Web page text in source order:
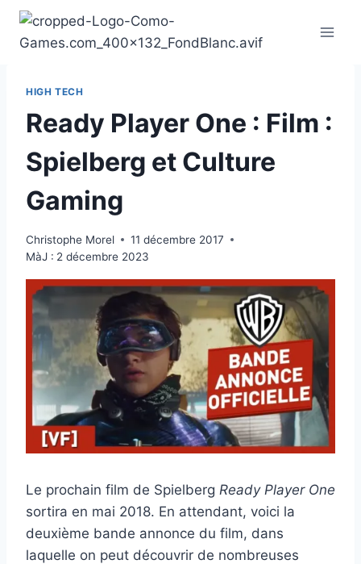
Aller
contenu
HIGH TECH
Ready Player One : Film :
Spielberg et Culture
Gaming
Christophe Morel
11 décembre 2017
MàJ : 2 décembre 2023
Le prochain film de Spielberg Ready Player One
sortira en mai 2018. En attendant, voici la
deuxième bande annonce du film, dans
laquelle on peut découvrir de nombreuses